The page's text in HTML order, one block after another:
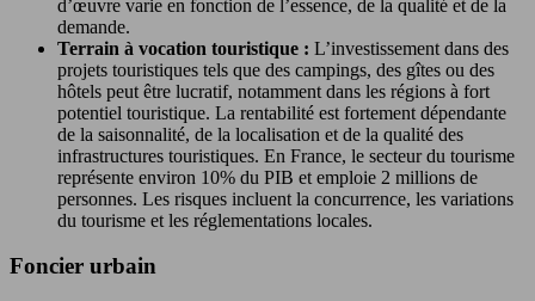
d’œuvre varie en fonction de l’essence, de la qualité et de la
demande.
Terrain à vocation touristique : L’investissement dans des
projets touristiques tels que des campings, des gîtes ou des
hôtels peut être lucratif, notamment dans les régions à fort
potentiel touristique. La rentabilité est fortement dépendante
de la saisonnalité, de la localisation et de la qualité des
infrastructures touristiques. En France, le secteur du tourisme
représente environ 10% du PIB et emploie 2 millions de
personnes. Les risques incluent la concurrence, les variations
du tourisme et les réglementations locales.
Foncier urbain